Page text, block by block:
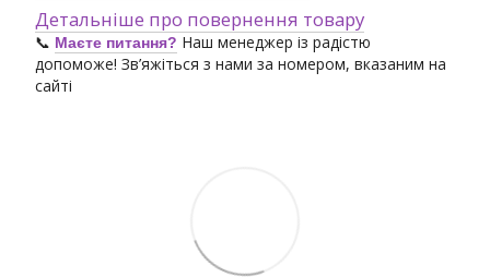
Детальніше про повернення товару
📞 Маєте питання? Наш менеджер із радістю
допоможе! Зв’яжіться з нами за номером, вказаним на
сайті